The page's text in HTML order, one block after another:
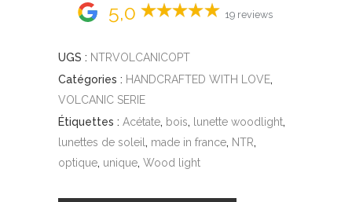
5,0 19 reviews
UGS : NTRVOLCANICOPT
Catégories : HANDCRAFTED WITH LOVE,
VOLCANIC SERIE
Étiquettes : Acétate, bois, lunette woodlight,
lunettes de soleil , made in france, NTR,
optique, unique, Wood light